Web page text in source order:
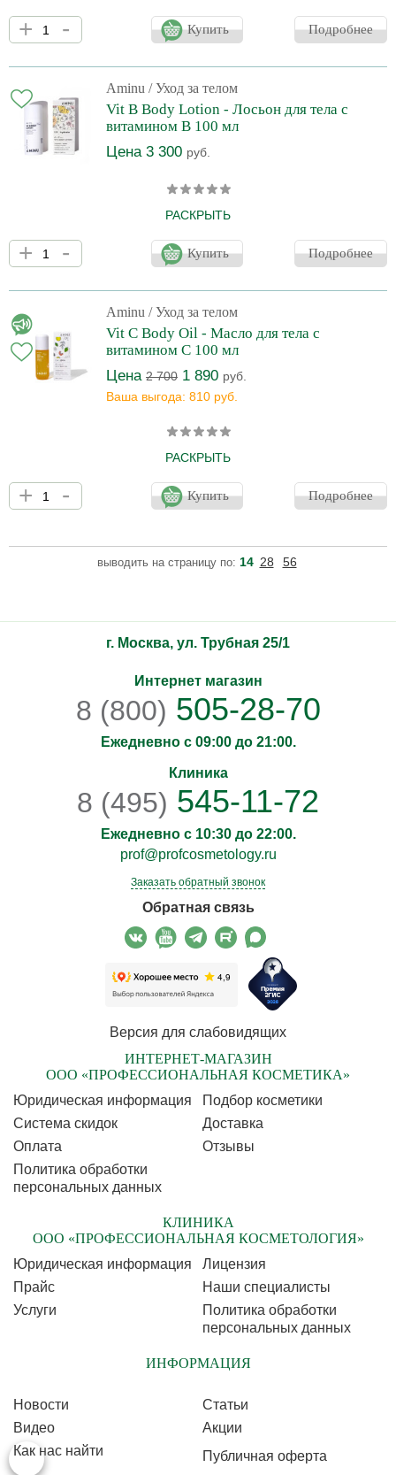
Sea Salt Body Scrub тела сочетает в себе богатую минералами
морскую соль, которая мягко отшелушивает омертвевшие
клетки кожи, и ценные масла шиповника и чайного дерева,
свойствами. Сквалан, масло перечной мяты и фенхеля
увлажняют, смягчают и тонизируют кожу, делая ее гладкой и
обновленной.
+ - Купить Подробнее
Aminu / Уход за телом
Vit B Body Lotion - Лосьон для тела с
витамином В 100 мл
Цена 3 300 руб.
РАСКРЫТЬ
Vit B Body Lotion, обогащенный витамином B и ниацинамидом,
интенсивно увлажняет и успокаивает кожу, восстанавливая ее
естественный барьер. Формула с добавлением сквалана,
обеспечивает глубокое питание, делая кожу шелковистой,
упругой и сияющей. Этот питательный лосьон доставляет
антиоксиданты, витамины, гиалуроновую кислоту и питательные
вещества в кожу, сохраняя ее увлажненной и защищенной в
течени
+ - Купить Подробнее
Aminu / Уход за телом
Vit C Body Oil - Масло для тела с
витамином С 100 мл
Цена 2 700 1 890 руб.
Ваша выгода: 810 руб.
РАСКРЫТЬ
Масло для тела, обогащенное витаминами C и E, бакучиолом,
скваланом и фитокерамидами, интенсивно питает и
восстанавливает кожу, повышая ее эластичность и упругость.
поддерживает естественный липидный барьер, придавая коже
здоровый и сияющий вид.
+ - Купить Подробнее
выводить на страницу по: 14 28 56
г. Москва, ул. Трубная 25/1
Интернет магазин
8 (800) 505-28-70
Ежедневно с 09:00 до 21:00.
Клиника
8 (495) 545-11-72
Ежедневно с 10:30 до 22:00.
prof@profcosmetology.ru
Заказать обратный звонок
Обратная связь
Версия для слабовидящих
ИНТЕРНЕТ-МАГАЗИН
ООО «ПРОФЕССИОНАЛЬНАЯ КОСМЕТИКА»
Юридическая информация
Подбор косметики
Cистема скидок
Доставка
Оплата
Отзывы
Политика обработки
персональных данных
КЛИНИКА
ООО «ПРОФЕССИОНАЛЬНАЯ КОСМЕТОЛОГИЯ»
Юридическая информация
Лицензия
Прайс
Наши специалисты
Услуги
Политика обработки
персональных данных
ИНФОРМАЦИЯ
Новости
Статьи
Видео
Акции
Как нас найти
Публичная оферта